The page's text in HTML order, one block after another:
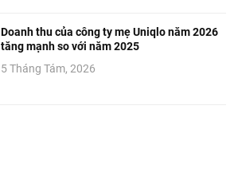
Doanh thu của công ty mẹ Uniqlo năm 2026
tăng mạnh so với năm 2025
5 Tháng Tám, 2026